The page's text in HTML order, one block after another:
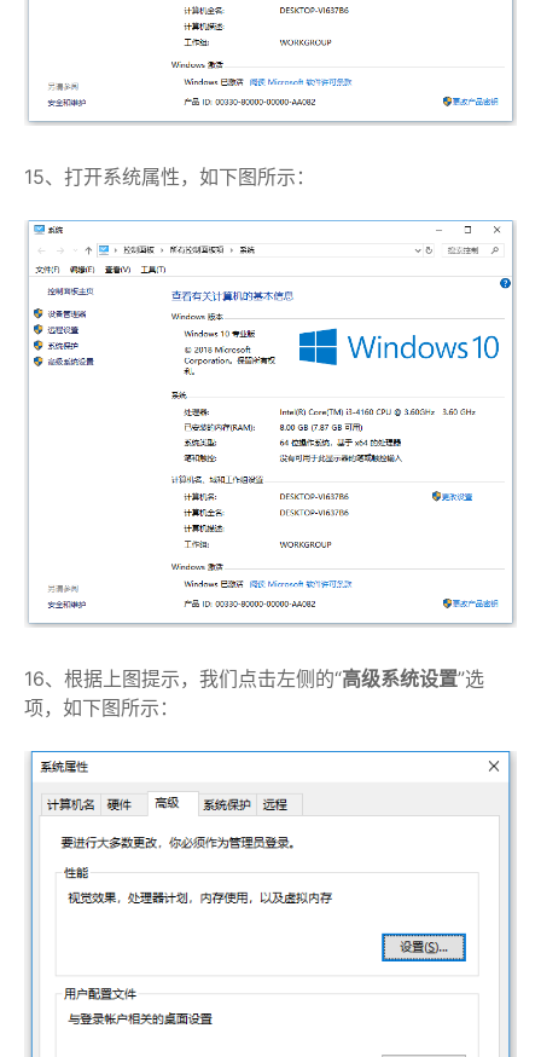
15、打开系统属性，如下图所示：
16、根据上图提示，我们点击左侧的“高级系统设置”选
项，如下图所示：